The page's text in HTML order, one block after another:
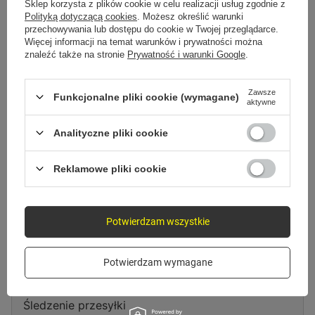
Spróbuj sprecyzować dokładniejsze parametry. Skorzystaj zwyszukiwarki
zaawansowanej.
Szukasz produktu, którego nie
mamy w ofercie?
Jeśli nie znalazłeś w naszej ofercie produktu, a chciałbyś kupić go w
naszym sklepie, możesz skorzystać ze specjalnego formularza i przesłać
nam opis szukanego przedmiotu. Aby móc to zrobić musisz być
zalogowany.
Zamówienia
Status zamówienia
Śledzenie przesyłki
Sklep korzysta z plików cookie w celu realizacji usług zgodnie z
Polityką dotyczącą cookies . Możesz określić warunki
przechowywania lub dostępu do cookie w Twojej przeglądarce.
Więcej informacji na temat warunków i prywatności można
znaleźć także na stronie Prywatność i warunki Google
Funkcjonalne pliki cookie (wymagane)
Zawsze
aktywne
Analityczne pliki cookie
Reklamowe pliki cookie
Potwierdzam wymagane
Potwierdzam wszystkie